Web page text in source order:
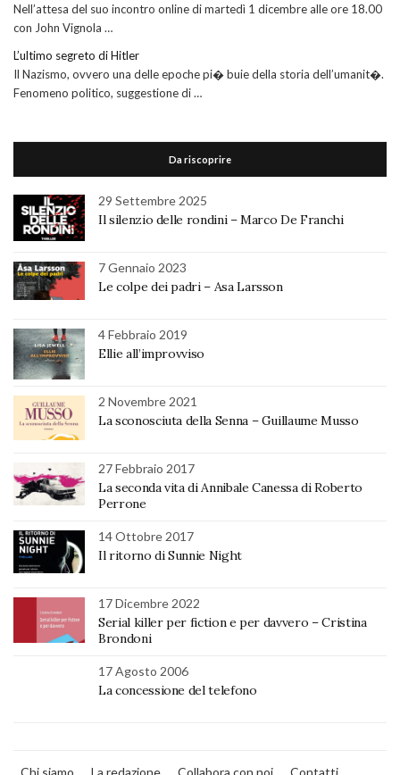
Nell’attesa del suo incontro online di martedì 1 dicembre alle ore 18.00
con John Vignola …
L’ultimo segreto di Hitler
Il Nazismo, ovvero una delle epoche pi� buie della storia dell’umanit�.
Fenomeno politico, suggestione di …
Da riscoprire
29 Settembre 2025
Il silenzio delle rondini – Marco De Franchi
7 Gennaio 2023
Le colpe dei padri – Asa Larsson
4 Febbraio 2019
Ellie all’improvviso
2 Novembre 2021
La sconosciuta della Senna – Guillaume Musso
27 Febbraio 2017
La seconda vita di Annibale Canessa di Roberto
Perrone
14 Ottobre 2017
Il ritorno di Sunnie Night
17 Dicembre 2022
Serial killer per fiction e per davvero – Cristina
Brondoni
17 Agosto 2006
La concessione del telefono
Chi siamo La redazione Collabora con noi Contatti